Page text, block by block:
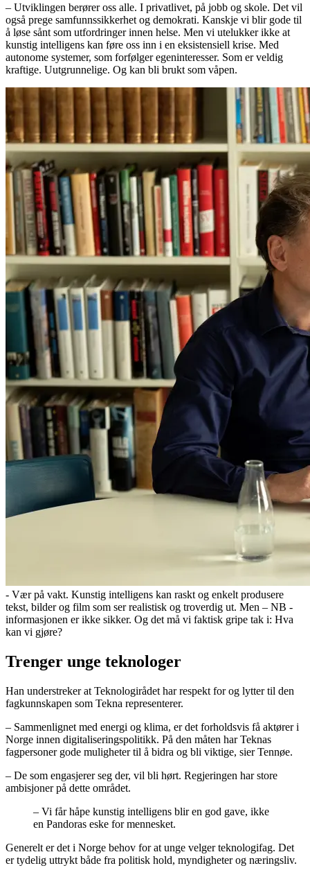
– Utviklingen berører oss alle. I privatlivet, på jobb og skole. Det vil
også prege samfunnssikkerhet og demokrati. Kanskje vi blir gode til
å løse sånt som utfordringer innen helse. Men vi utelukker ikke at
kunstig intelligens kan føre oss inn i en eksistensiell krise. Med
autonome systemer, som forfølger egeninteresser. Som er veldig
kraftige. Uutgrunnelige. Og kan bli brukt som våpen.
- Vær på vakt. Kunstig intelligens kan raskt og enkelt produsere
tekst, bilder og film som ser realistisk og troverdig ut. Men – NB -
informasjonen er ikke sikker. Og det må vi faktisk gripe tak i: Hva
kan vi gjøre?
Trenger unge teknologer
Han understreker at Teknologirådet har respekt for og lytter til den
fagkunnskapen som Tekna representerer.
– Sammenlignet med energi og klima, er det forholdsvis få aktører i
Norge innen digitaliseringspolitikk. På den måten har Teknas
fagpersoner gode muligheter til å bidra og bli viktige, sier Tennøe.
– De som engasjerer seg der, vil bli hørt. Regjeringen har store
ambisjoner på dette området.
– Vi får håpe kunstig intelligens blir en god gave, ikke
en Pandoras eske for mennesket.
Generelt er det i Norge behov for at unge velger teknologifag. Det
er tydelig uttrykt både fra politisk hold, myndigheter og næringsliv.